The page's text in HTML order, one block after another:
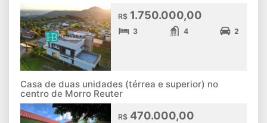
R$ 1.750.000,00
3 4 2
Casa de duas unidades (térrea e superior) no
centro de Morro Reuter
R$ 470.000,00